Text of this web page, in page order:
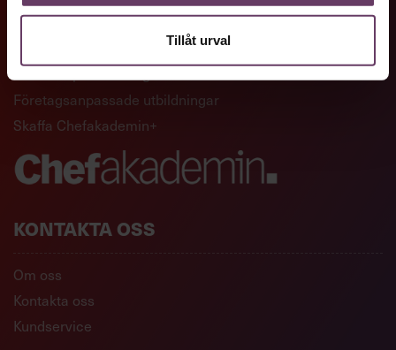
Tillåt urval
Företagsanpassade utbildningar
Skaffa Chefakademin+
KONTAKTA OSS
Om oss
Kontakta oss
Kundservice